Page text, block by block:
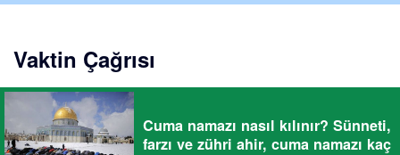
Vaktin Çağrısı
Cuma namazı nasıl kılınır? Sünneti,
farzı ve zühri ahir, cuma namazı kaç